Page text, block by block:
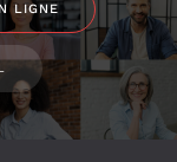
LIGNE